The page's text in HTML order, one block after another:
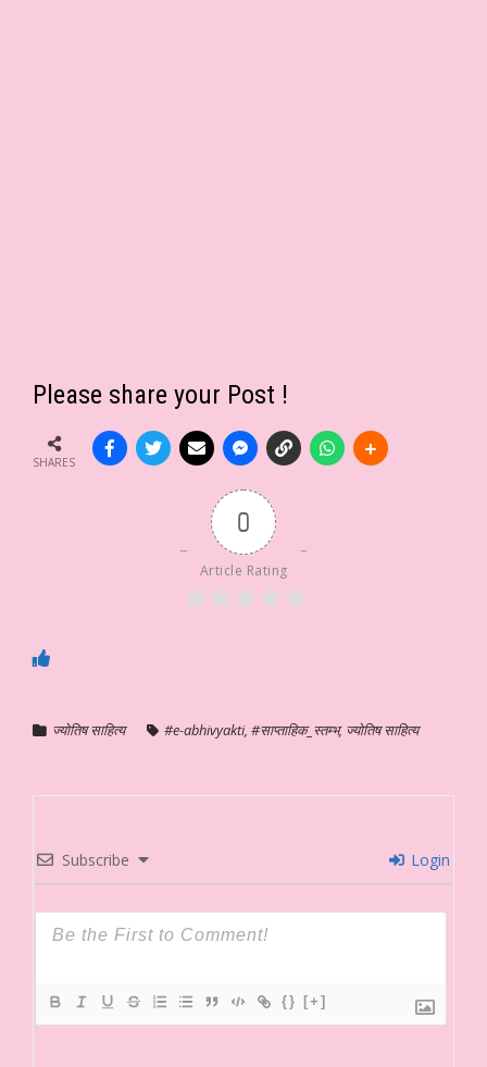
Please share your Post !
SHARES
0
Article Rating
ज्योतिष साहित्य #e-abhivyakti, #साप्ताहिक_स्तम्भ, ज्योतिष साहित्य
Subscribe Login
{} [+]